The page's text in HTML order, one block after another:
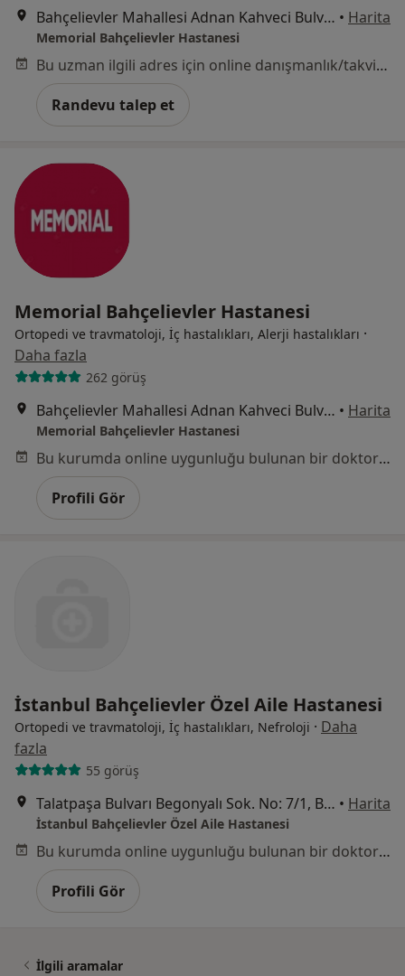
Bahçelievler Mahallesi Adnan Kahveci Bulvarı No:227, Bahçelievler • Harita
Memorial Bahçelievler Hastanesi
Bu uzman ilgili adres için online danışmanlık/takvim sunmuyor.
Randevu talep et
Memorial Bahçelievler Hastanesi
Ortopedi ve travmatoloji, İç hastalıkları, Alerji hastalıkları ·
Daha fazla
262 görüş
Bahçelievler Mahallesi Adnan Kahveci Bulvarı No:227, Bahçelievler • Harita
Memorial Bahçelievler Hastanesi
Bu kurumda online uygunluğu bulunan bir doktor veya uzman bulunamadı
Profili Gör
İstanbul Bahçelievler Özel Aile Hastanesi
Ortopedi ve travmatoloji, İç hastalıkları, Nefroloji · Daha
fazla
55 görüş
Talatpaşa Bulvarı Begonyalı Sok. No: 7/1, Bahçelievler • Harita
İstanbul Bahçelievler Özel Aile Hastanesi
Bu kurumda online uygunluğu bulunan bir doktor veya uzman bulunamadı
Profili Gör
İlgili aramalar